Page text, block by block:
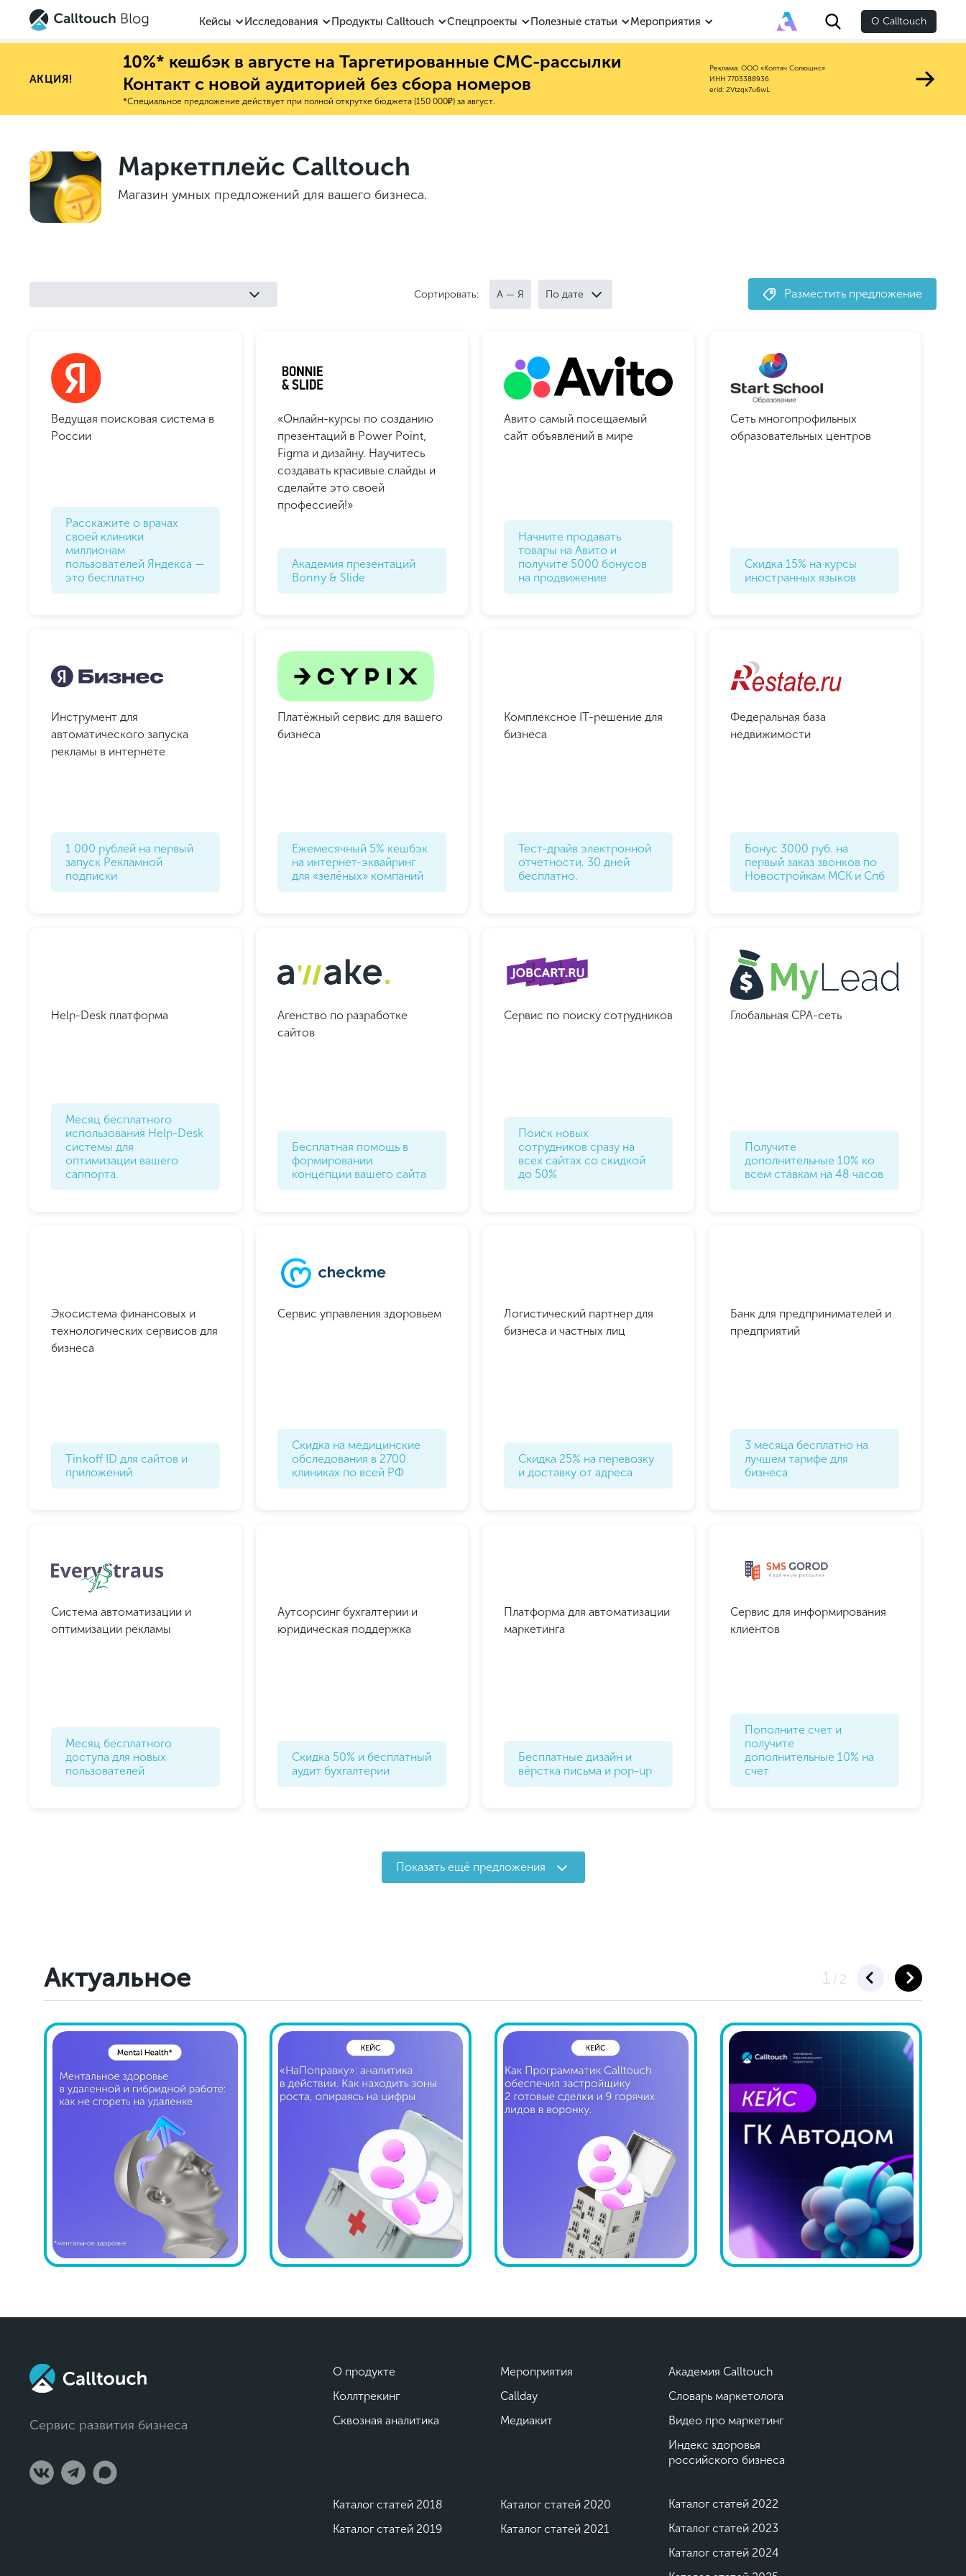
Кейсы Исследования Продукты Calltouch Спецпроекты Полезные статьи Мероприятия О Calltouch
АКЦИЯ!
10%* кешбэк в августе на Таргетированные СМС-рассылки
Контакт с новой аудиторией без сбора номеров
*Специальное предложение действует при полной открутке бюджета (150 000₽) за август.
Реклама: ООО «Колтач Солюшнс»
ИНН 7703388936
erid: 2Vtzqx7u6wL
Маркетплейс Calltouch
Магазин умных предложений для вашего бизнеса.
Сортировать: А — Я По дате Разместить предложение
Ведущая поисковая система в
России
Расскажите о врачах
своей клиники
миллионам
пользователей Яндекса —
это бесплатно
«Онлайн-курсы по созданию
презентаций в Power Point,
Figma и дизайну. Научитесь
создавать красивые слайды и
сделайте это своей
профессией!»
Академия презентаций
Bonny & Slide
Авито самый посещаемый
сайт объявлений в мире
Начните продавать
товары на Авито и
получите 5000 бонусов
на продвижение
Сеть многопрофильных
образовательных центров
Скидка 15% на курсы
иностранных языков
Инструмент для
автоматического запуска
рекламы в интернете
1 000 рублей на первый
запуск Рекламной
подписки
Платёжный сервис для вашего
бизнеса
Ежемесячный 5% кешбэк
на интернет-эквайринг
для «зелёных» компаний
Комплексное IT-решение для
бизнеса
Тест-драйв электронной
отчетности. 30 дней
бесплатно.
Федеральная база
недвижимости
Бонус 3000 руб. на
первый заказ звонков по
Новостройкам МСК и Спб
Help-Desk платформа
Месяц бесплатного
использования Help-Desk
системы для
оптимизации вашего
саппорта.
Агенство по разработке
сайтов
Бесплатная помощь в
формировании
концепции вашего сайта
Сервис по поиску сотрудников
Поиск новых
сотрудников сразу на
всех сайтах со скидкой
до 50%
Глобальная CPA-сеть
Получите
дополнительные 10% ко
всем ставкам на 48 часов
Экосистема финансовых и
технологических сервисов для
бизнеса
Tinkoff ID для сайтов и
приложений
Сервис управления здоровьем
Скидка на медицинские
обследования в 2700
клиниках по всей РФ
Логистический партнер для
бизнеса и частных лиц
Скидка 25% на перевозку
и доставку от адреса
Банк для предпринимателей и
предприятий
3 месяца бесплатно на
лучшем тарифе для
бизнеса
Система автоматизации и
оптимизации рекламы
Месяц бесплатного
доступа для новых
пользователей
Аутсорсинг бухгалтерии и
юридическая поддержка
Скидка 50% и бесплатный
аудит бухгалтерии
Платформа для автоматизации
маркетинга
Бесплатные дизайн и
вёрстка письма и pop-up
Сервис для информирования
клиентов
Пополните счет и
получите
дополнительные 10% на
счет
Показать ещё предложения
Актуальное 1 / 2
Сервис развития бизнеса
О продукте
Коллтрекинг
Сквозная аналитика
Каталог статей 2018
Каталог статей 2019
Мероприятия
Callday
Медиакит
Каталог статей 2020
Каталог статей 2021
Академия Calltouch
Словарь маркетолога
Видео про маркетинг
Индекс здоровья
российского бизнеса
Каталог статей 2022
Каталог статей 2023
Каталог статей 2024